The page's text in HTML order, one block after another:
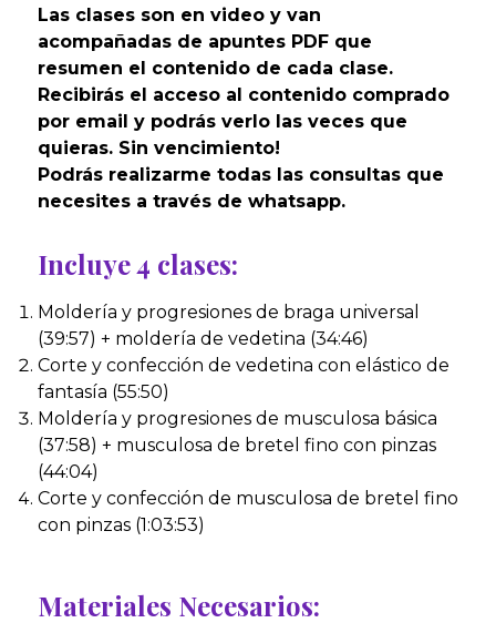
Las clases son en video y van
acompañadas de apuntes PDF que
resumen el contenido de cada clase.
Recibirás el acceso al contenido comprado
por email y podrás verlo las veces que
quieras. Sin vencimiento!
Podrás realizarme todas las consultas que
necesites a través de whatsapp.
Incluye 4 clases:
Moldería y progresiones de braga universal
(39:57) + moldería de vedetina (34:46)
Corte y confección de vedetina con elástico de
fantasía (55:50)
Moldería y progresiones de musculosa básica
(37:58) + musculosa de bretel fino con pinzas
(44:04)
Corte y confección de musculosa de bretel fino
con pinzas (1:03:53)
Materiales Necesarios: